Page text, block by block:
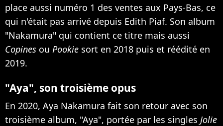
place aussi numéro 1 des ventes aux Pays-Bas, ce
qui n'était pas arrivé depuis Edith Piaf. Son album
"Nakamura" qui contient ce titre mais aussi
Copines ou Pookie sort en 2018 puis et réédité en
2019.
"Aya", son troisième opus
En 2020, Aya Nakamura fait son retour avec son
troisième album, "Aya", portée par les singles Jolie